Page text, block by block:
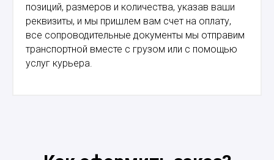
позиций, размеров и количества, указав ваши
реквизиты, и мы пришлем вам счет на оплату,
все сопроводительные документы мы отправим
транспортной вместе с грузом или с помощью
услуг курьера.